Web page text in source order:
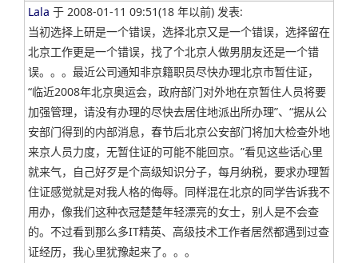
Lala 于 2008-01-11 09:51(18 年以前) 发表:
当初选择上研是一个错误，选择北京又是一个错误，选择留在
北京工作更是一个错误，找了个北京人做男朋友还是一个错
误。。。最近公司通知非京籍职员尽快办理北京市暂住证，
“临近2008年北京奥运会，政府部门对外地在京暂住人员将要
加强管理，请没有办理的尽快去居住地派出所办理”、“据从公
安部门得到的内部消息，春节后北京公安部门将加大检查外地
来京人员力度，无暂住证的可能不能回京。”看见这些话心里
就来气，自己好歹是个高级知识分子，每月纳税，要求办理暂
住证感觉就是对我人格的侮辱。同样混在北京的同学告诉我不
用办，像我们这种衣冠楚楚年轻漂亮的女士，别人是不会查
的。不过看到那么多IT精英、高级技术工作者居然都遇到过查
证经历，我心里犹豫起来了。。。